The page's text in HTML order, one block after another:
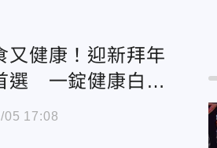
又健康！迎新拜年
選 一錠健康白金
禮盒
05 17:08